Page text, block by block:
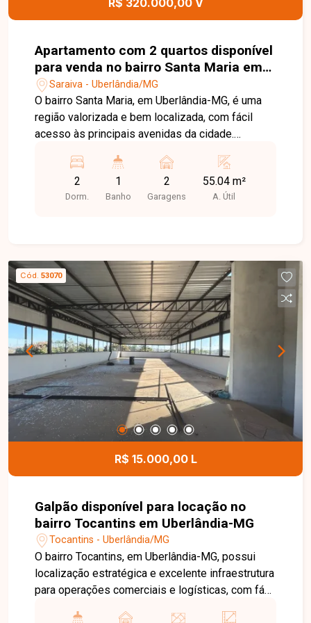
R$ 320.000,00 V
Apartamento com 2 quartos disponível
para venda no bairro Santa Maria em
Uberlândia-MG
Saraiva - Uberlândia/MG
O bairro Santa Maria, em Uberlândia-MG, é uma
região valorizada e bem localizada, com fácil
acesso às principais avenidas da cidade.
restaurantes e diversos comércios, oferece
praticidade, conforto e qualidade de vida para
seus moradores. Apartamento com ambientes
armário e box, cozinha com armários planejados
e área de serviço independente. O condomínio
conta com elevador e salão de festas,
proporcionando mais comodidade, segurança e
lazer para toda a família. Entre em contato para
mais informações e agende uma visita para
conhecer este excelente apartamento.
2
Dorm.
1
Banho
2
Garagens
55.04 m²
A. Útil
Cód. 53070
R$ 15.000,00 L
Galpão disponível para locação no
bairro Tocantins em Uberlândia-MG
Tocantins - Uberlândia/MG
O bairro Tocantins, em Uberlândia-MG, possui
localização estratégica e excelente infraestrutura
para operações comerciais e logísticas, com fácil